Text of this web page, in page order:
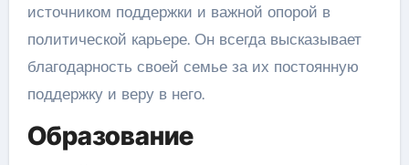
источником поддержки и важной опорой в
политической карьере. Он всегда высказывает
благодарность своей семье за их постоянную
поддержку и веру в него.
Образование